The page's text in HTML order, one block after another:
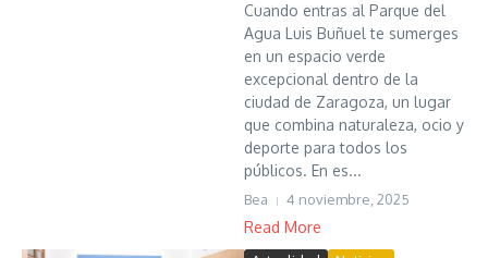
Cuando entras al Parque del
Agua Luis Buñuel te sumerges
en un espacio verde
excepcional dentro de la
ciudad de Zaragoza, un lugar
que combina naturaleza, ocio y
deporte para todos los
públicos. En es...
Bea 4 noviembre, 2025
Read More